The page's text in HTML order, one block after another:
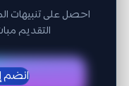
احصل على تنبيهات
التقديم
انضم